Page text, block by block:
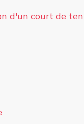
d'un court de